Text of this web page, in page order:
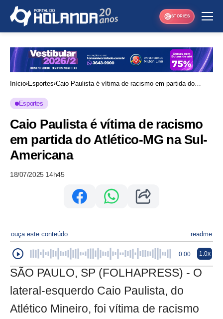
STORIES
Início Esportes Caio Paulista é vítima de racismo em partida do
Esportes
Caio Paulista é vítima de racismo
em partida do Atlético-MG na Sul-
Americana
18/07/2025 14h45
ouça este conteúdo readme
0:00 1.0x
SÃO PAULO, SP (FOLHAPRESS) - O
lateral-esquerdo Caio Paulista, do
Atlético Mineiro, foi vítima de racismo